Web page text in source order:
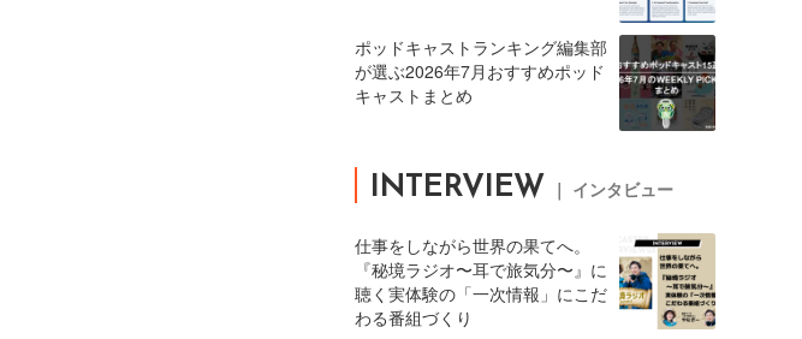
ポッドキャストランキング編集部
が選ぶ2026年7月おすすめポッド
キャストまとめ
INTERVIEW ｜ インタビュー
仕事をしながら世界の果てへ。
『秘境ラジオ〜耳で旅気分〜』に
聴く実体験の「一次情報」にこだ
わる番組づくり